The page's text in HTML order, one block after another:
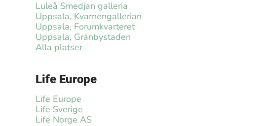
Luleå Smedjan galleria
Uppsala, Kvarnengallerian
Uppsala, Forumkvarteret
Uppsala, Gränbystaden
Alla platser
Life Europe
Life Europe
Life Sverige
Life Norge AS